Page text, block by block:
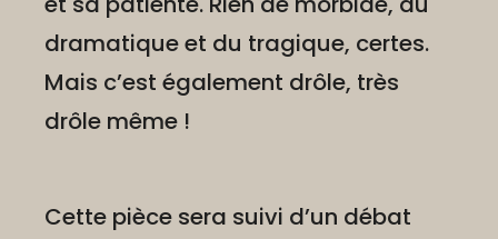
dramatique et du tragique, certes.
Mais c’est également drôle, très
drôle même !
Cette pièce sera suivi d’un débat